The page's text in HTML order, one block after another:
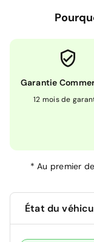
Garantie
12 mois de
*Au premier
État du